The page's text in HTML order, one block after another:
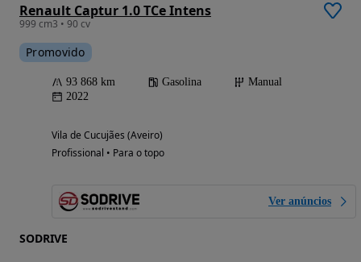
Renault Captur 1.0 TCe Intens
999 cm3 • 90 cv
Promovido
93 868 km Gasolina
Manual
2022
Vila de Cucujães (Aveiro)
Profissional • Para o topo
Ver anúncios
SODRIVE